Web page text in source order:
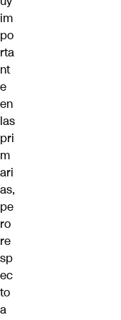
im
po
rta
nt
e
en
las
pri
m
ari
as,
pe
ro
re
sp
ec
to
a